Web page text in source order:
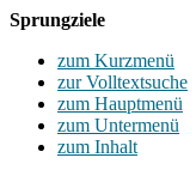
Sprungziele
zum Kurzmenü
zur Volltextsuche
zum Hauptmenü
zum Untermenü
zum Inhalt